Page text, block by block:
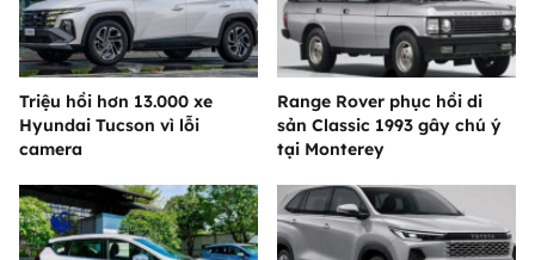
Triệu hồi hơn 13.000 xe
Hyundai Tucson vì lỗi
camera
Range Rover phục hồi di
sản Classic 1993 gây chú ý
tại Monterey